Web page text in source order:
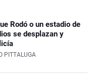
Rodó o un estadio de
se desplazan y
PITTALUGA